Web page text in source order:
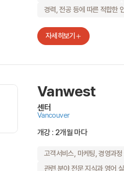
경력, 전공 등에 따른 적합한
자세히보기
Vanwest
센터
Vancouver
개강 : 2개월 마다
고객서비스, 마케팅, 경영과정
관련 분야 전문 지식과 영어